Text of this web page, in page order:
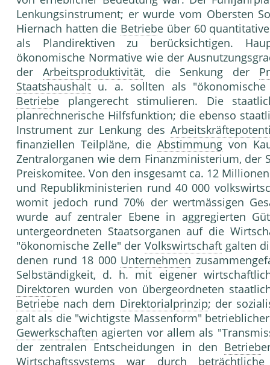
Lenkungsinstrument; er wurde vom Obersten
Hiernach hatten die Betriebe über 60
als Plandirektiven zu berücksichtigen.
ökonomische Normative wie der
der Arbeitsproduktivität, die Senkung der
Staatshaushalt u. a. sollten als
Betriebe plangerecht stimulieren. Die
planrechnerische Hilfsfunktion; die ebenso
Instrument zur Lenkung des
finanziellen Teilpläne, die Abstimmung von
Zentralorganen wie dem Finanzministerium, der
Preiskomitee. Von den insgesamt ca. 12
und Republikministerien rund 40 000
womit jedoch rund 70% der wertmässigen
wurde auf zentraler Ebene in aggregierten
untergeordneten Staatsorganen auf die
"ökonomische Zelle" der Volkswirtschaft galten
denen rund 18 000 Unternehmen
Selbständigkeit, d. h. mit eigener
Direktoren wurden von übergeordneten
Betriebe nach dem Direktorialprinzip; der
galt als die "wichtigste Massenform"
Gewerkschaften agierten vor allem als
der zentralen Entscheidungen in den Betrieb
Wirtschaftssystems war durch beträchtliche